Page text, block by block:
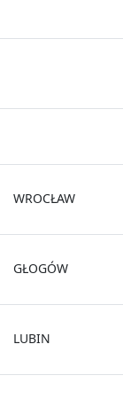
WROCŁAW
GŁOGÓW
LUBIN